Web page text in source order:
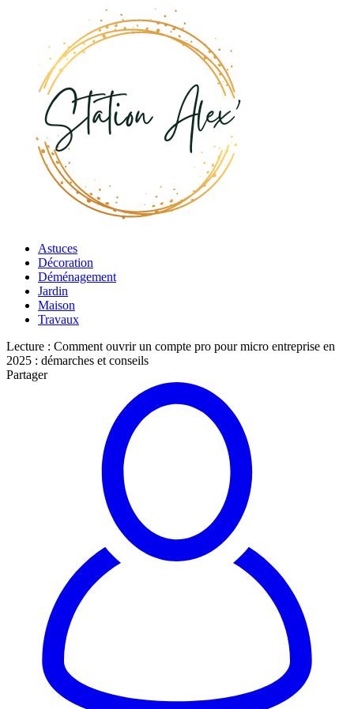
Astuces
Décoration
Déménagement
Jardin
Maison
Travaux
Lecture : Comment ouvrir un compte pro pour micro entreprise en
2025 : démarches et conseils
Partager